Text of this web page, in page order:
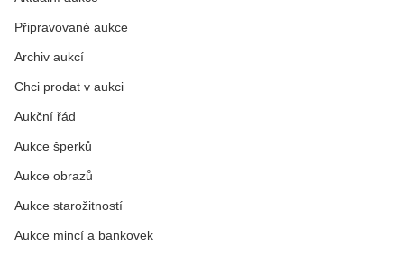
Připravované aukce
Archiv aukcí
Chci prodat v aukci
Aukční řád
Aukce šperků
Aukce obrazů
Aukce starožitností
Aukce mincí a bankovek